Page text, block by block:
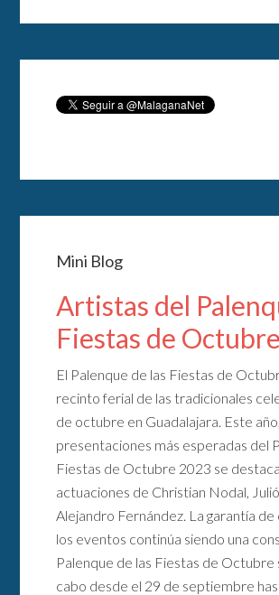
Mini Blog
Artistas del
Fiestas de
El Palenque de las Fiestas de
recinto ferial de las tradicionales
de octubre en Guadalajara. Este
presentaciones más esperadas del
Fiestas de Octubre 2023 se
actuaciones de Christian Nodal,
Alejandro Fernández. La garantía de
los eventos continúa siendo una
Palenque de las Fiestas de Octubre
cabo desde el 29 de septiembre